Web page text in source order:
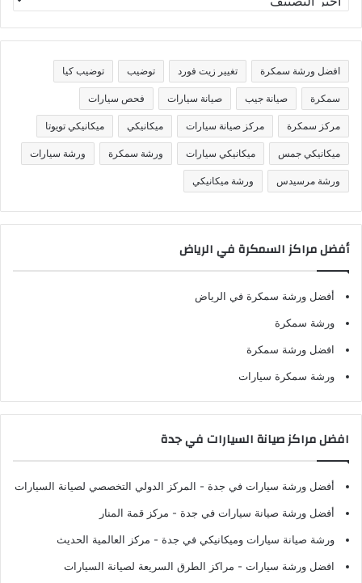
ص
ن
ي
ف
ا
افضل ورشة سمكرة تغيير زيت فورد توضيب توضيب كيا
سمكرة صيانة جيب صيانة سيارات فحص سيارات
مركز سمكرة مركز صيانة سيارات ميكانيكي ميكانيكي تويوتا
ميكانيكي جمس ميكانيكي سيارات ورشة سمكرة ورشة سيارات
ورشة مرسيدس ورشة ميكانيكي
أفضل مراكز السمكرة في الرياض
أفضل ورشة سمكرة في الرياض
ورشة سمكرة
افضل ورشة سمكرة
ورشة سمكرة سيارات
افضل مراكز صيانة السيارات في جدة
أفضل ورشة سيارات في جدة - المركز الدولي التخصصي لصيانة السيارات
أفضل ورشة صيانة سيارات في جدة - مركز قمة المنار
ورشة صيانة سيارات وميكانيكي في جدة - مركز العالمية الحديث
افضل ورشة سيارات - مراكز الطرق السريعة لصيانة السيارات